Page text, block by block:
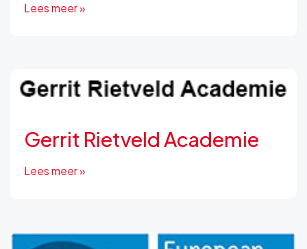
Lees meer »
Gerrit Rietveld Academie
Lees meer »